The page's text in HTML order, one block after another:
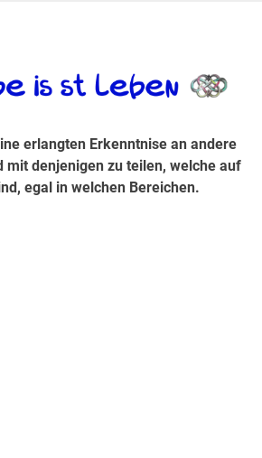
egal in welchen Bereichen.
erlangten Erkenntnise an andere
mit denjenigen zu teilen, welche auf
egal in welchen Bereichen.